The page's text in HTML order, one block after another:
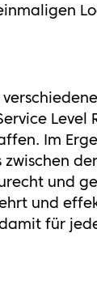
Level
Im
und
und
für